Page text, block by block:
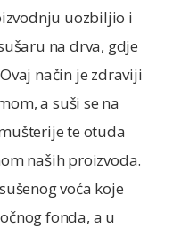
uozbiljio i
na drva, gdje
način je zdraviji
a suši se na
te otuda
naših proizvoda.
voća koje
fonda, a u